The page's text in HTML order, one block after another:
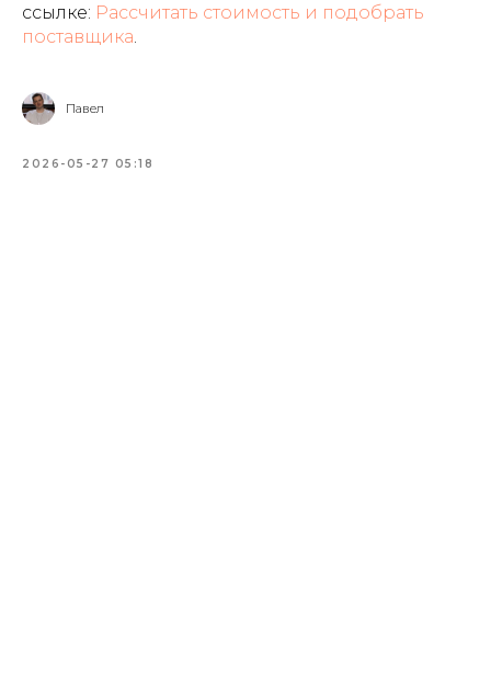
ссылке: Рассчитать стоимость и подобрать
поставщика
Павел
2026-05-27 05:18